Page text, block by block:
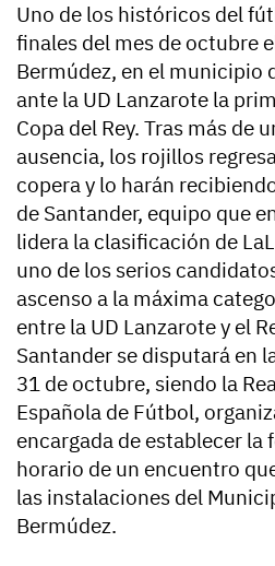
Uno de los históricos del
finales del mes de octubre
Bermúdez, en el municipio
ante la UD Lanzarote la
Copa del Rey. Tras más de
ausencia, los rojillos
copera y lo harán
de Santander, equipo que
lidera la clasificación de
uno de los serios
ascenso a la máxima
entre la UD Lanzarote y el
Santander se disputará en
31 de octubre, siendo la
Española de Fútbol,
encargada de establecer la
horario de un encuentro
las instalaciones del
Bermúdez.